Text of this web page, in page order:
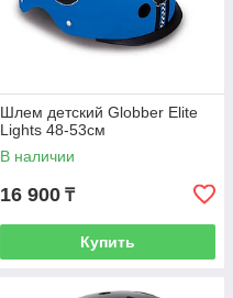
Шлем детский Globber Elite
Lights 48-53см
В наличии
16 900 ₸
Купить